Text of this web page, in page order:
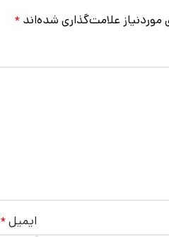
علامت‌گذاری شده‌اند *
ایمیل*